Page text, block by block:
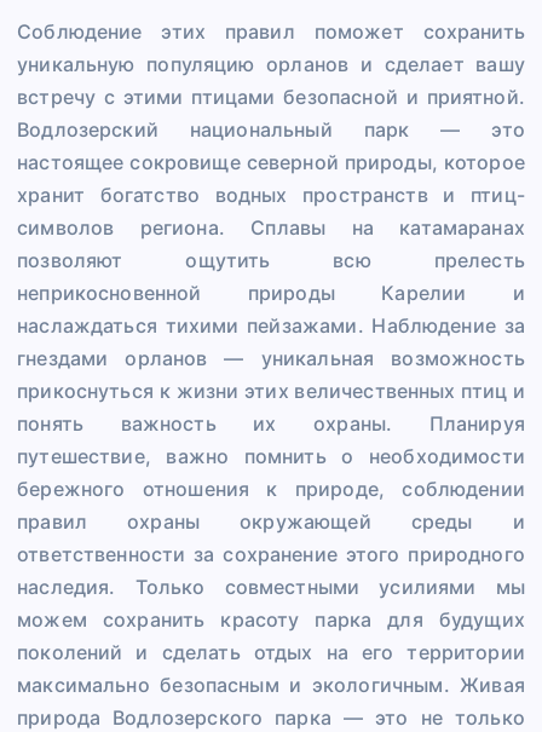
Соблюдение этих правил поможет сохранить
уникальную популяцию орланов и сделает вашу
встречу с этими птицами безопасной и приятной.
Водлозерский национальный парк — это
настоящее сокровище северной природы, которое
хранит богатство водных пространств и птиц-
символов региона. Сплавы на катамаранах
позволяют ощутить всю прелесть
неприкосновенной природы Карелии и
наслаждаться тихими пейзажами. Наблюдение за
гнездами орланов — уникальная возможность
прикоснуться к жизни этих величественных птиц и
понять важность их охраны. Планируя
путешествие, важно помнить о необходимости
бережного отношения к природе, соблюдении
правил охраны окружающей среды и
ответственности за сохранение этого природного
наследия. Только совместными усилиями мы
можем сохранить красоту парка для будущих
поколений и сделать отдых на его территории
максимально безопасным и экологичным. Живая
природа Водлозерского парка — это не только